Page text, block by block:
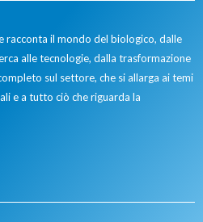
racconta il mondo del biologico, dalle
alle tecnologie, dalla trasformazione
sul settore, che si allarga ai temi
e a tutto ciò che riguarda la